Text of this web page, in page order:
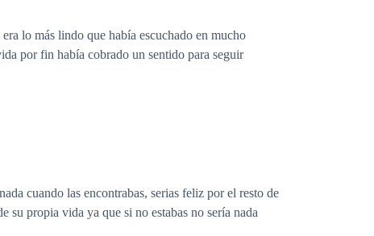
lo más lindo que había escuchado en mucho
por fin había cobrado un sentido para seguir
cuando las encontrabas, serias feliz por el resto de
su propia vida ya que si no estabas no sería nada